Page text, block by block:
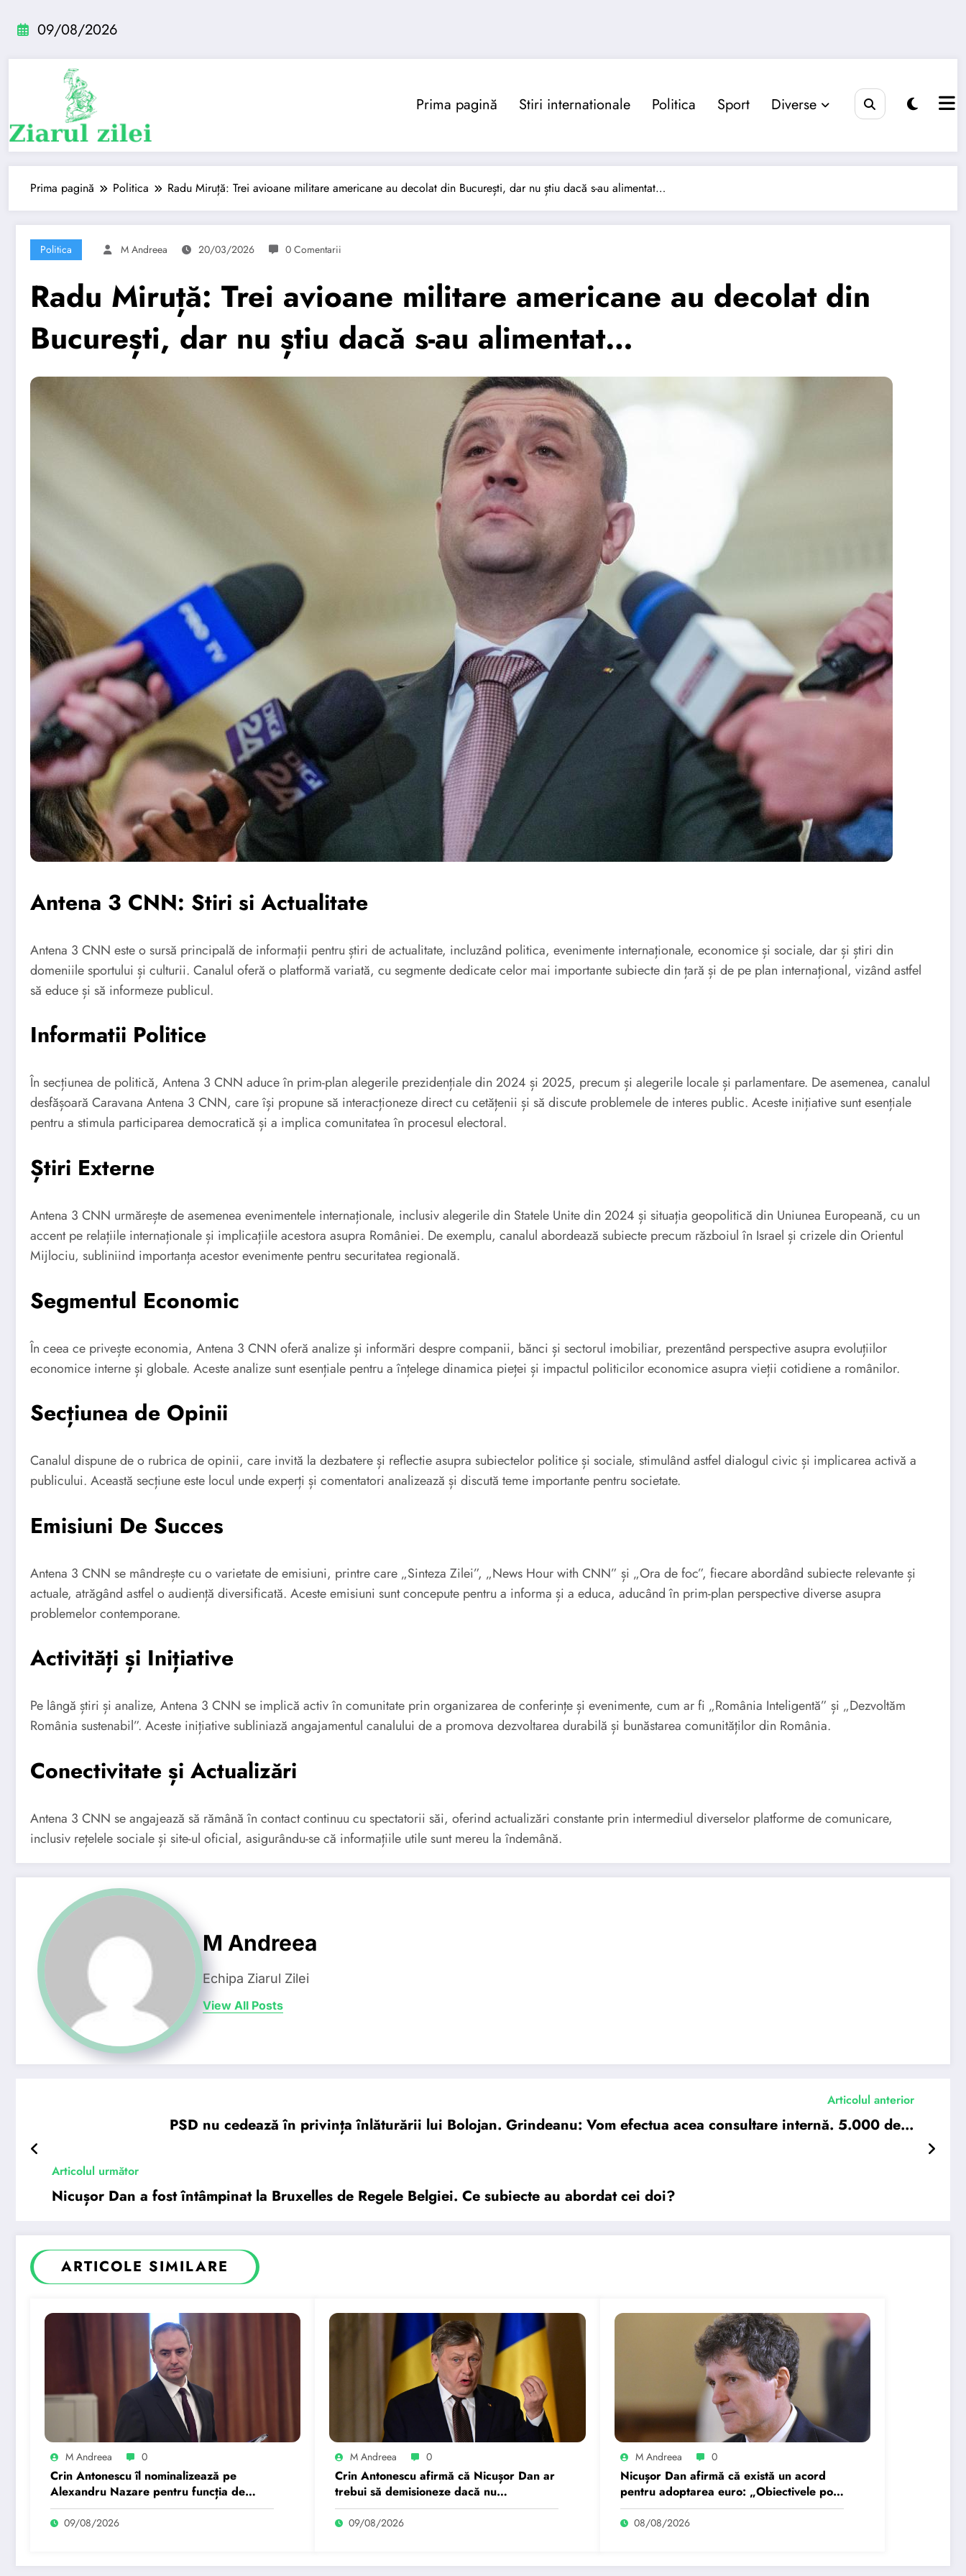
09/08/2026
Prima pagină Stiri internationale Politica Sport Diverse
Prima pagină Politica Radu Miruță: Trei avioane militare americane au decolat din București, dar nu știu dacă s-au alimentat…
Politica M Andreea 20/03/2026 0 Comentarii
Radu Miruță: Trei avioane militare americane au decolat din
București, dar nu știu dacă s-au alimentat…
Antena 3 CNN: Stiri si Actualitate
Antena 3 CNN este o sursă principală de informații pentru știri de actualitate, incluzând politica, evenimente internaționale, economice și sociale, dar și știri din
domeniile sportului și culturii. Canalul oferă o platformă variată, cu segmente dedicate celor mai importante subiecte din țară și de pe plan internațional, vizând astfel
să educe și să informeze publicul.
Informatii Politice
În secțiunea de politică, Antena 3 CNN aduce în prim-plan alegerile prezidențiale din 2024 și 2025, precum și alegerile locale și parlamentare. De asemenea, canalul
desfășoară Caravana Antena 3 CNN, care își propune să interacționeze direct cu cetățenii și să discute problemele de interes public. Aceste inițiative sunt esențiale
pentru a stimula participarea democratică și a implica comunitatea în procesul electoral.
Știri Externe
Antena 3 CNN urmărește de asemenea evenimentele internaționale, inclusiv alegerile din Statele Unite din 2024 și situația geopolitică din Uniunea Europeană, cu un
accent pe relațiile internaționale și implicațiile acestora asupra României. De exemplu, canalul abordează subiecte precum războiul în Israel și crizele din Orientul
Mijlociu, subliniind importanța acestor evenimente pentru securitatea regională.
Segmentul Economic
În ceea ce privește economia, Antena 3 CNN oferă analize și informări despre companii, bănci și sectorul imobiliar, prezentând perspective asupra evoluțiilor
economice interne și globale. Aceste analize sunt esențiale pentru a înțelege dinamica pieței și impactul politicilor economice asupra vieții cotidiene a românilor.
Secțiunea de Opinii
Canalul dispune de o rubrica de opinii, care invită la dezbatere și reflectie asupra subiectelor politice și sociale, stimulând astfel dialogul civic și implicarea activă a
publicului. Această secțiune este locul unde experți și comentatori analizează și discută teme importante pentru societate.
Emisiuni De Succes
Antena 3 CNN se mândrește cu o varietate de emisiuni, printre care „Sinteza Zilei”, „News Hour with CNN” și „Ora de foc”, fiecare abordând subiecte relevante și
actuale, atrăgând astfel o audiență diversificată. Aceste emisiuni sunt concepute pentru a informa și a educa, aducând în prim-plan perspective diverse asupra
problemelor contemporane.
Activități și Inițiative
Pe lângă știri și analize, Antena 3 CNN se implică activ în comunitate prin organizarea de conferințe și evenimente, cum ar fi „România Inteligentă” și „Dezvoltăm
România sustenabil”. Aceste inițiative subliniază angajamentul canalului de a promova dezvoltarea durabilă și bunăstarea comunităților din România.
Conectivitate și Actualizări
Antena 3 CNN se angajează să rămână în contact continuu cu spectatorii săi, oferind actualizări constante prin intermediul diverselor platforme de comunicare,
inclusiv rețelele sociale și site-ul oficial, asigurându-se că informațiile utile sunt mereu la îndemână.
M Andreea
Echipa Ziarul Zilei
View All Posts
Articolul anterior
PSD nu cedează în privința înlăturării lui Bolojan. Grindeanu: Vom efectua acea consultare internă. 5.000 de…
Articolul următor
Nicușor Dan a fost întâmpinat la Bruxelles de Regele Belgiei. Ce subiecte au abordat cei doi?
ARTICOLE SIMILARE
M Andreea 0
Crin Antonescu îl nominalizează pe
Alexandru Nazare pentru funcția de
premier. Când consideră că Ilie va
pleca…
09/08/2026
M Andreea 0
Crin Antonescu afirmă că Nicușor Dan ar
trebui să demisioneze dacă nu
gestionează criza politică.
09/08/2026
M Andreea 0
Nicușor Dan afirmă că există un acord
pentru adoptarea euro: „Obiectivele pot
fi realizate dacă…
08/08/2026